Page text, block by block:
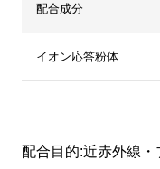
配合成分
イオン応答粉体
配合目的:近赤外線